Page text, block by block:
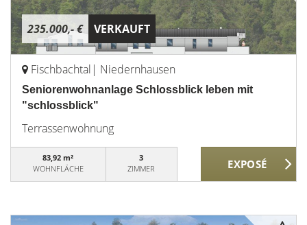
235.000,- € VERKAUFT
Fischbachtal| Niedernhausen
Seniorenwohnanlage Schlossblick leben mit
"schlossblick"
Terrassenwohnung
83,92 m²
WOHNFLÄCHE
3
ZIMMER